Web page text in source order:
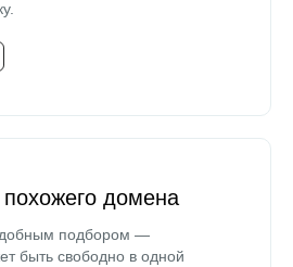
похожего домена
подбором —
быть свободно в одной